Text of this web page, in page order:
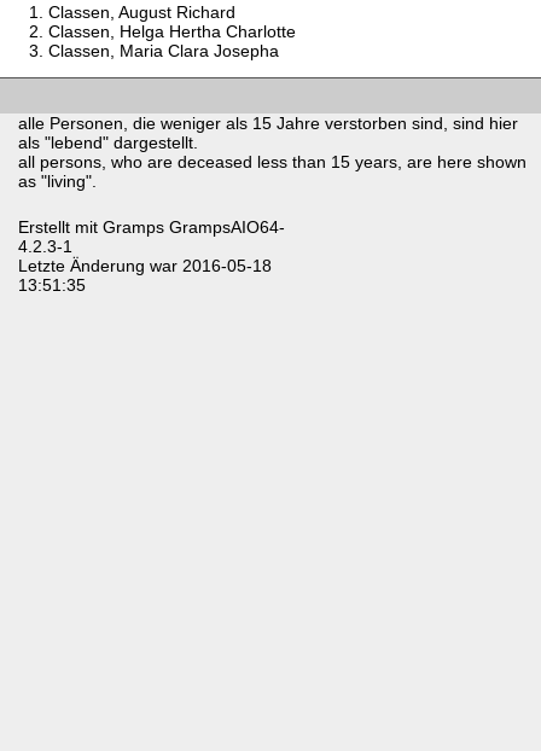
Classen, August Richard
Classen, Helga Hertha Charlotte
Classen, Maria Clara Josepha
alle Personen, die weniger als 15 Jahre verstorben sind, sind hier
als "lebend" dargestellt.
all persons, who are deceased less than 15 years, are here shown
as "living".
Erstellt mit Gramps GrampsAIO64-
4.2.3-1
Letzte Änderung war 2016-05-18
13:51:35